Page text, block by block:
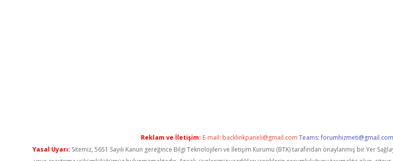
Reklam ve İletişim: E-mail: backlinkpaneli@gmail.com Teams:forumhizmeti@gmail.com
Yasal Uyarı: Sitemiz, 5651 Sayılı Kanun gereğince Bilgi Teknolojileri ve İletişim Kurumu (BTK) tarafından onaylanmış bir Yer